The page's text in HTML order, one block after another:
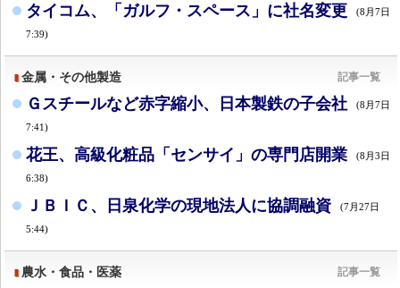
タイコム、「ガルフ・スペース」に社名変更 (8月7日
7:39)
金属・その他製造 記事一覧
Ｇスチールなど赤字縮小、日本製鉄の子会社 (8月7日
7:41)
花王、高級化粧品「センサイ」の専門店開業 (8月3日
6:38)
ＪＢＩＣ、日泉化学の現地法人に協調融資 (7月27日
5:44)
農水・食品・医薬 記事一覧